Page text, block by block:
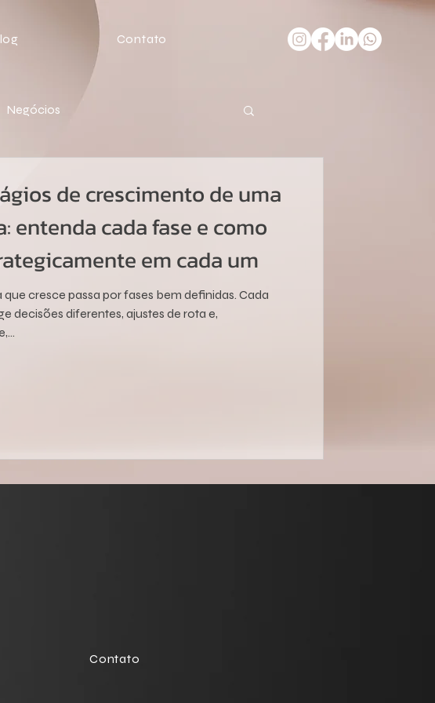
Contato
Negócios
de crescimento de uma
entenda cada fase e como
em cada um
que cresce passa por fases bem definidas. Cada
decisões diferentes, ajustes de rota e,
Contato